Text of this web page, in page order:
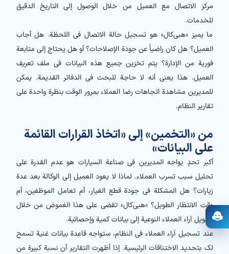
مركز الاتصال مع العميل من خلال الوصول إلى التاريخ الدقيق
للخدمات.
ما يميز «هبي‌کال» هو تسجيل حالة الاتصال في اللحظة. هل أجاب
العميل؟ هل كان راضياً عن جودة الإصلاحات؟ أو هل يحتاج إلى متابعة
فورية من الإدارة؟ يتم تخزين جميع هذه البيانات في ملف تعريف
العميل. هذا يعني أنه لا حاجة للبحث في الدفاتر القديمة. يمكن
للمديرين مشاهدة اتجاهات رضا العملاء بمرور الوقت بنظرة واحدة على
تقارير النظام.
من «التخمين» إلى «اتخاذ القرارات القائمة
على البيانات»
أكبر تحدٍ يواجه المديرين في صناعة السيارات هو عدم القدرة على
تحليل سبب تسرب العملاء. لماذا لا يعود العميل إلى الوكالة بعد عدة
زيارات؟ هل المشكلة في جودة قطع الغيار، أم تعامل الموظفين، أم
وقت الانتظار الطويل؟ «هبي‌کال» تقضي على هذا الغموض من خلال
تحويل آراء العملاء النوعية إلى بيانات كمية وإحصائية.
عند تسجيل آراء العملاء في النظام، ستواجه قاعدة بيانات غنية تسمح
لك بتحديد الاختناقات الرئيسية. إذا أظهرت التقارير أن نسبة كبيرة من
فتح المساعد